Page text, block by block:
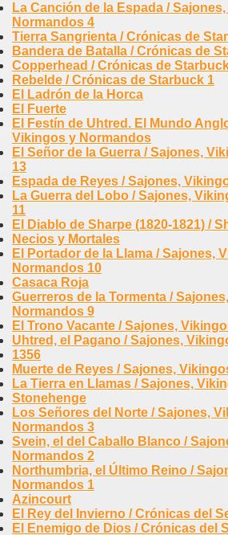
La Canción de la Espada /
Normandos 4
Tierra Sangrienta / Crónicas de
Bandera de Batalla / Crónicas de
Copperhead / Crónicas de
Rebelde / Crónicas de Starbuck 1
El Ladrón de la Horca
El Fuerte
El Festín de Uhtred. El Mundo
Vikingos y Normandos
El Señor de la Guerra / Sajones,
13
Espada de Reyes / Sajones,
La Guerra del Lobo / Sajones,
11
El Diablo de Sharpe (1820-1821) /
Necios y Mortales
El Portador de la Llama / Sajones,
Normandos 10
Casaca Roja
Guerreros de la Tormenta /
Normandos 9
El Trono Vacante / Sajones,
Uhtred, el Pagano / Sajones,
1356
Muerte de Reyes / Sajones,
La Tierra en Llamas / Sajones,
Stonehenge
Los Señores del Norte / Sajones,
Normandos 3
Svein, el del Caballo Blanco /
Normandos 2
Northumbria, el Último Reino /
Normandos 1
Azincourt
El Rey del Invierno / Crónicas del
El Enemigo de Dios / Crónicas del